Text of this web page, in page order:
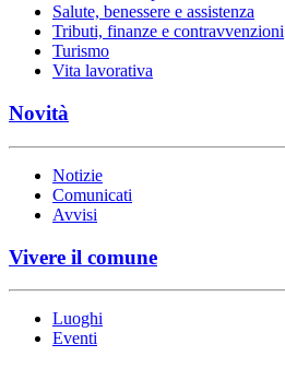
Salute, benessere e assistenza
Tributi, finanze e contravvenzioni
Turismo
Vita lavorativa
Novità
Notizie
Comunicati
Avvisi
Vivere il comune
Luoghi
Eventi